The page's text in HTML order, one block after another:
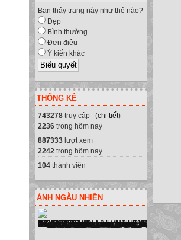
Bạn thấy trang này như thế nào?
Đẹp
Bình thường
Đơn điệu
Ý kiến khác
THỐNG KÊ
743278 truy cập (chi tiết)
2236 trong hôm nay
887333 lượt xem
2242 trong hôm nay
104 thành viên
ẢNH NGẪU NHIÊN